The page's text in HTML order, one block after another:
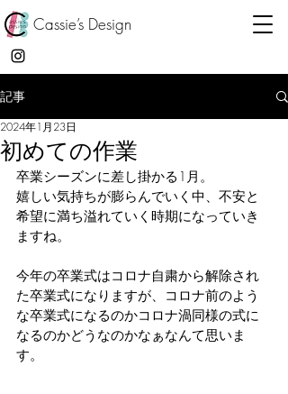
Cassie’s Design
記事
初めての作業
2024年1月23日
卒業シーズンに差し掛かる1月。
嬉しい気持ちが膨らんでいく中、不安と
希望に満ち溢れていく時期になっていき
ますね。
今年の卒業式はコロナ自粛から解除され
た卒業式になりますが、コロナ前のよう
な卒業式になるのかコロナ渦同様の式に
なるのかどうなのかなぁなんて思いま
す。